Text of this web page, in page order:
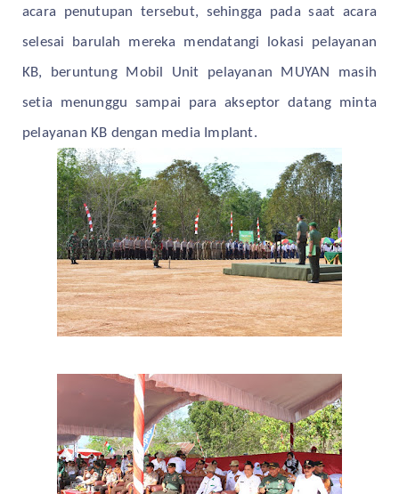
acara penutupan tersebut, sehingga pada saat acara
selesai barulah mereka mendatangi lokasi pelayanan
KB, beruntung Mobil Unit pelayanan MUYAN masih
setia menunggu sampai para akseptor datang minta
pelayanan KB dengan media Implant.